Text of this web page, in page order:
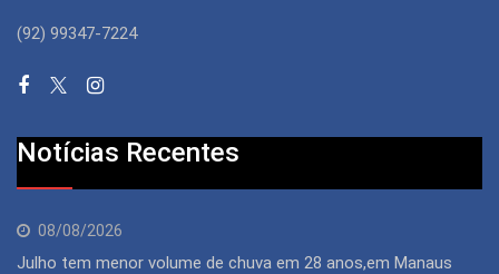
(92) 99347-7224
Notícias Recentes
08/08/2026
Julho tem menor volume de chuva em 28 anos,em Manaus